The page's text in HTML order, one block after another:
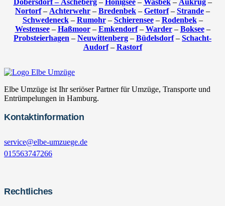
Nortorf– Achterwehr – Bredenbek – Gettorf– Strande –
Schwedeneck– Rumohr– Schierensee– Rodenbek–
Westensee– Haßmoor– Emkendorf– Warder– Boksee–
Probsteierhagen – Neuwittenberg – Büdelsdorf– Schacht-
Audorf– Rastorf
Elbe Umzüge ist Ihr seriöser Partner für Umzüge, Transporte und
Entrümpelungen in Hamburg.
Kontaktinformation
service@elbe-umzuege.de
015563747266
Rechtliches